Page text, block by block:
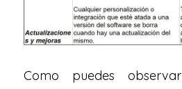
Como puedes